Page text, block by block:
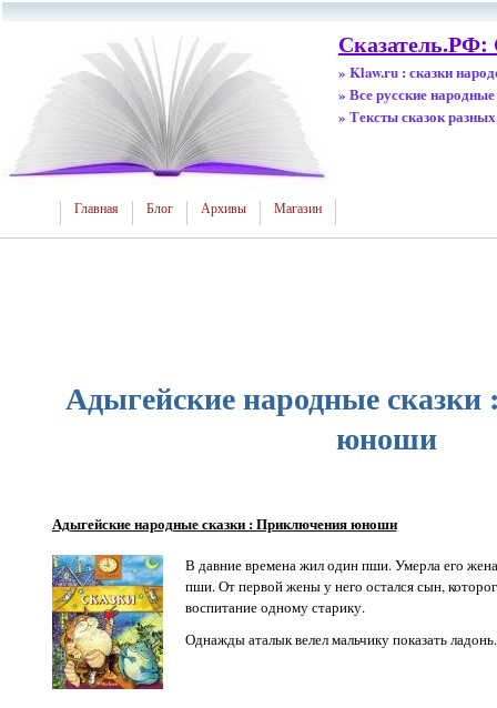
Сказатель.РФ:
» Klaw.ru : сказки
» Все русские народные
» Тексты сказок
Главная Блог Архивы Магазин
Адыгейские народные
юноши
Адыгейские народные сказки : Приключения юноши
В давние времена жил один пши. Умерла его
пши. От первой жены у него остался сын,
воспитание одному старику.
Однажды аталык велел мальчику показать